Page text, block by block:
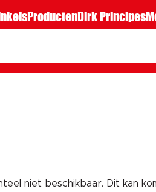
ProductenDirk Principes
niet beschikbaar. Dit kan